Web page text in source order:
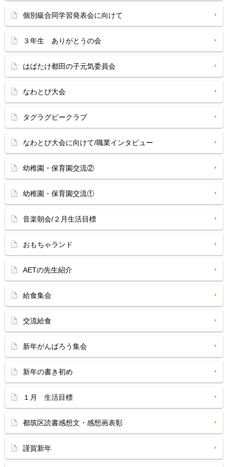
個別級合同学習発表会に向けて
３年生 ありがとうの会
はばたけ都田の子元気委員会
なわとび大会
タグラグビークラブ
なわとび大会に向けて/職業インタビュー
幼稚園・保育園交流②
幼稚園・保育園交流①
音楽朝会/２月生活目標
おもちゃランド
AETの先生紹介
給食集会
交流給食
新年がんばろう集会
新年の書き初め
１月 生活目標
都筑区読書感想文・感想画表彰
謹賀新年